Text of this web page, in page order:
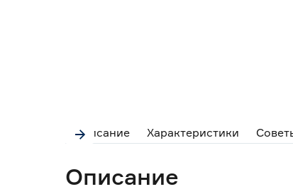
Описание Характеристики
Описание